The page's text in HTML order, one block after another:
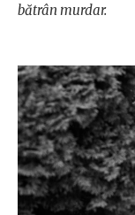
bătrân murdar.